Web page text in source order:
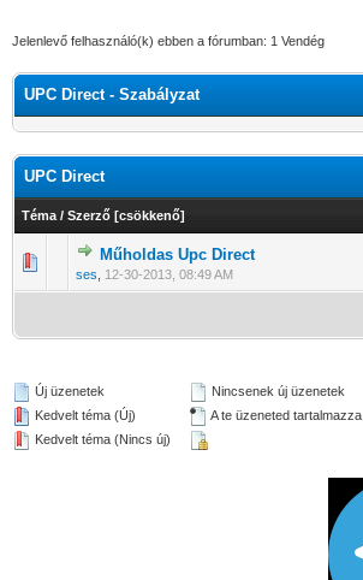
Jelenlevő felhasználó(k) ebben a fórumban: 1 Vendég
UPC Direct - Szabályzat
UPC Direct
Téma / Szerző [csökkenő]
Műholdas Upc Direct
ses 12-30-2013, 08:49 AM
0 Szavazat - 0 / 5 átlagban
Új üzenetek
Kedvelt téma (Új)
Kedvelt téma (Nincs új)
Nincsenek új üzenetek
A te üzeneted tartalmazza